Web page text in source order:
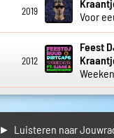
2019
Voor
2012
Feest
► Luisteren naar